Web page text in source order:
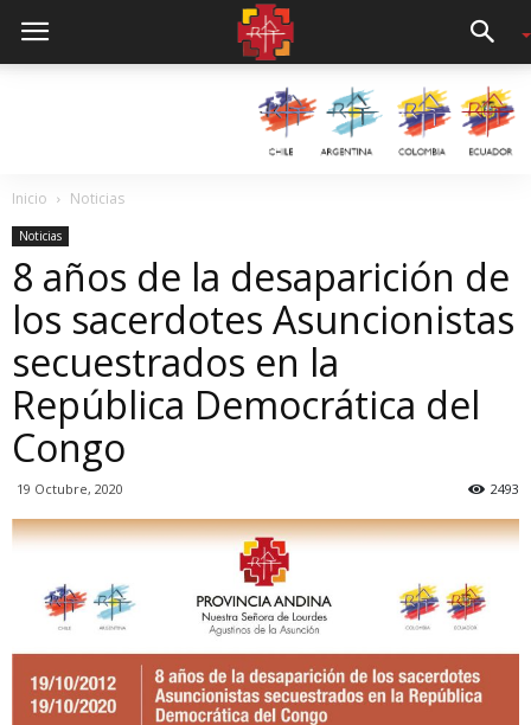
Inicio Noticias
Noticias
8 años de la desaparición de
los sacerdotes Asuncionistas
secuestrados en la
República Democrática del
Congo
19 Octubre, 2020 2493